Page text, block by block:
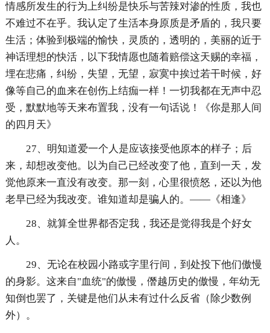
情感所发生的行为上纠纷是快乐与苦辣对渗的性质，我也
不难过不在乎。我认定了生活本身原质是矛盾的，我只要
生活；体验到极端的愉快，灵质的，透明的，美丽的近于
神话理想的快活，以下我情愿也随着赔偿这天赐的幸福，
埋在悲痛，纠纷，失望，无望，寂寞中挨过若干时候，好
像等自己的血来在创伤上结痂一样！一切我都在无声中忍
受，默默地等天来布置我，没有一句话说！《你是那人间
的四月天》
27、明知道爱一个人是应该接受他原本的样子；后
来，却想改变他。以为自己已经改变了他，直到一天，发
觉他原来一直没有改变。那一刻，心里很愤怒，还以为他
老早已经为我改变。谁知道却是骗人的。——《相逢》
28、就算全世界都否定我，我还是觉得我是个好女
人。
29、无论在校园小路或字里行间，到处投下他们傲慢
的身影。这来自"血统"的傲慢，僭越历史的傲慢，年幼无
知倒也罢了，关键是他们从未有过什么反省（除少数例
外）。